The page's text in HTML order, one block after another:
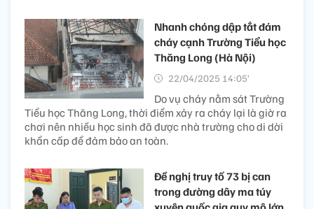
Nhanh chóng dập tắt đám
cháy cạnh Trường Tiểu học
Thăng Long (Hà Nội)
22/04/2025 14:05’
Do vụ cháy nằm sát Trường
Tiểu học Thăng Long, thời điểm xảy ra cháy lại là giờ ra
chơi nên nhiều học sinh đã được nhà trường cho di dời
khẩn cấp để đảm bảo an toàn.
Đề nghị truy tố 73 bị can
trong đường dây ma túy